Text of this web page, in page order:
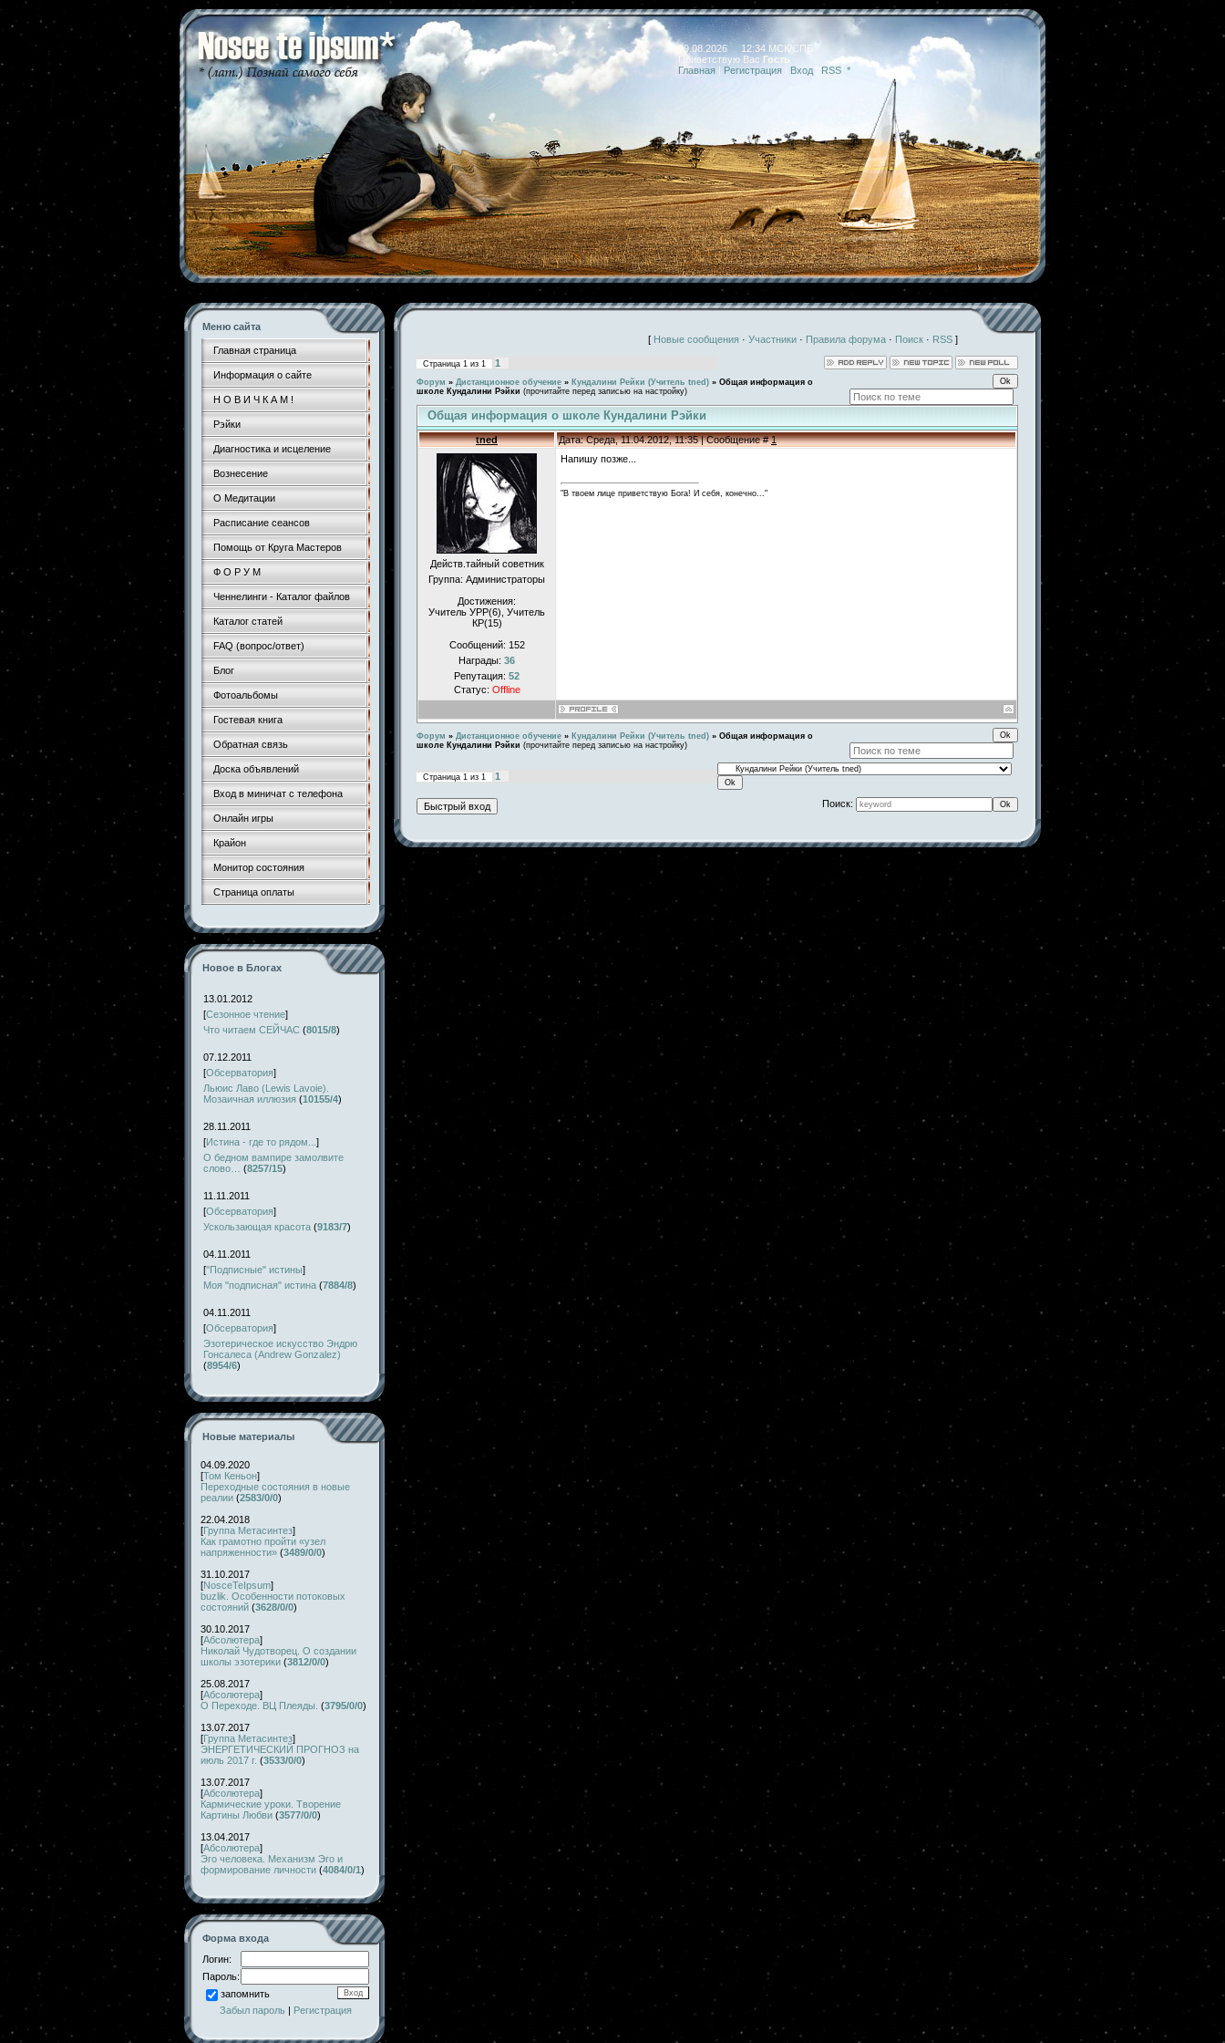
09.08.2026 12:34 МСК/СПБ
Приветствую Вас Гость
Главная | Регистрация | Вход RSS *
Меню сайта
Главная страница
Информация о сайте
Н О В И Ч К А М !
Рэйки
Диагностика и исцеление
Вознесение
О Медитации
Расписание сеансов
Помощь от Круга Мастеров
Ф О Р У М
Ченнелинги - Каталог файлов
Каталог статей
FAQ (вопрос/ответ)
Блог
Фотоальбомы
Гостевая книга
Обратная связь
Доска объявлений
Вход в миничат с телефона
Онлайн игры
Крайон
Монитор состояния
Страница оплаты
Новое в Блогах
13.01.2012
[Сезонное чтение]
Что читаем СЕЙЧАС (8015/8)
07.12.2011
[Обсерватория]
Льюис Лаво (Lewis Lavoie).
Мозаичная иллюзия (10155/4)
28.11.2011
[Истина - где то рядом... ]
О бедном вампире замолвите
слово…
(8257/15)
11.11.2011
[Обсерватория]
Ускользающая красота (9183/7)
04.11.2011
["Подписные" истины]
Моя "подписная" истина (7884/8)
04.11.2011
[Обсерватория]
Эзотерическое искусство Эндрю
Гонсалеса (Andrew Gonzalez)
(8954/6)
Новые материалы
04.09.2020
[Том Кеньон]
Переходные состояния в новые
реалии (2583/0/0)
22.04.2018
[Группа Метасинтез]
Как грамотно пройти «узел
напряженности» (3489/0/0)
31.10.2017
[NosceTeIpsum]
buzlik. Особенности потоковых
состояний (3628/0/0)
30.10.2017
[Абсолютера]
Николай Чудотворец. О создании
школы эзотерики (3812/0/0)
25.08.2017
[Абсолютера]
О Переходе. ВЦ Плеяды. (3795/0/0)
13.07.2017
[Группа Метасинтез]
ЭНЕРГЕТИЧЕСКИЙ ПРОГНОЗ на
июль 2017 г. (3533/0/0)
13.07.2017
[Абсолютера]
Кармические уроки. Творение
Картины Любви (3577/0/0)
13.04.2017
[Абсолютера]
Эго человека. Механизм Эго и
формирование личности (4084/0/1)
Форма входа
Логин:
Пароль:
запомнить
Забыл пароль | Регистрация
[ Новые сообщения · Участники · Правила форума · Поиск · RSS ]
Страница 1 из 1 1
Форум » Дистанционное обучение » Кундалини Рейки (Учитель tned) » Общая информация о
школе Кундалини Рэйки (прочитайте перед записью на настройку)
Общая информация о школе Кундалини Рэйки
tned Дата: Среда, 11.04.2012, 11:35 | Сообщение #1
Действ.тайный советник
Группа: Администраторы
Достижения:
Учитель УРР(6), Учитель
КР(15)
Сообщений: 152
Награды: 36
Репутация: 52
Статус: Offline
Напишу позже...
"В твоем лице приветствую Бога! И себя, конечно..."
Форум » Дистанционное обучение » Кундалини Рейки (Учитель tned) » Общая информация о
школе Кундалини Рэйки (прочитайте перед записью на настройку)
Страница 1 из 1 1
Поиск: